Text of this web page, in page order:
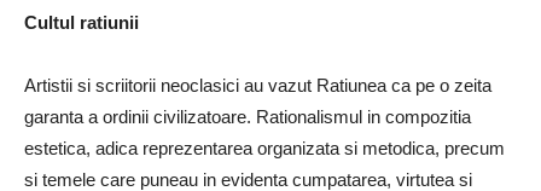
Cultul ratiunii
Artistii si scriitorii neoclasici au vazut Ratiunea ca pe o zeita
garanta a ordinii civilizatoare. Rationalismul in compozitia
estetica, adica reprezentarea organizata si metodica, precum
si temele care puneau in evidenta cumpatarea, virtutea si